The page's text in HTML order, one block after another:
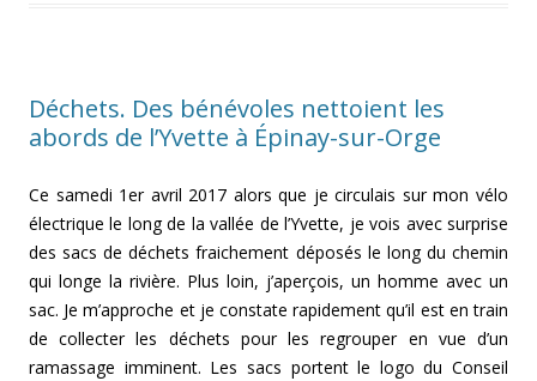
Déchets. Des bénévoles nettoient les
abords de l’Yvette à Épinay-sur-Orge
Ce samedi 1er avril 2017 alors que je circulais sur mon vélo
électrique le long de la vallée de l’Yvette, je vois avec surprise
des sacs de déchets fraichement déposés le long du chemin
qui longe la rivière. Plus loin, j’aperçois, un homme avec un
sac. Je m’approche et je constate rapidement qu’il est en train
de collecter les déchets pour les regrouper en vue d’un
ramassage imminent. Les sacs portent le logo du Conseil